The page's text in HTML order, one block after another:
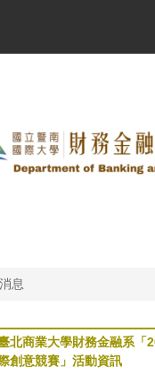
息
臺北商業大學財務金融系
創意競賽」活動資訊